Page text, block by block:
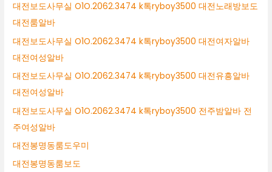
대전보도사무실 O1O.2062.3474 k톡ryboy3500 대전노래방보도
대전룸알바
대전보도사무실 O1O.2062.3474 k톡ryboy3500 대전여자알바
대전여성알바
대전보도사무실 O1O.2062.3474 k톡ryboy3500 대전유흥알바
대전여성알바
대전보도사무실 O1O.2062.3474 k톡ryboy3500 전주밤알바 전
주여성알바
대전봉명동룸도우미
대전봉명동룸보도